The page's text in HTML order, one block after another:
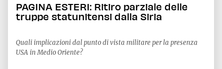
PAGINA ESTERI: Ritiro parziale delle
truppe statunitensi dalla Siria
Quali implicazioni dal punto di vista militare per la presenza
USA in Medio Oriente?